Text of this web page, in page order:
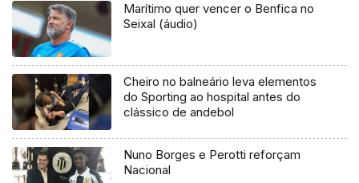
Marítimo quer vencer o Benfica no
Seixal (áudio)
Cheiro no balneário leva elementos
do Sporting ao hospital antes do
clássico de andebol
Nuno Borges e Perotti reforçam
Nacional